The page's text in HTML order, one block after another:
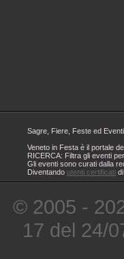
Sagre, Fiere, Feste ed
Veneto in Festa è il portale
RICERCA: Filtra gli eventi
Gli eventi sono curati dalla
Diventando utenti certificati
© 2005 -
17 del 24/